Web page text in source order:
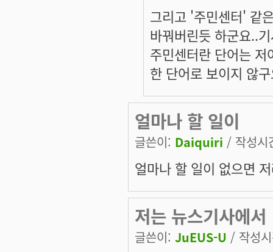
그리고 '주민센터' 같
바꿔버린듯 하군요..
주민센터란 단어는
한 단어로 보이지 않
얼마나 할 일이
글쓴이: Daiquiri / 작성
얼마나 할 일이 없으면
저는 뉴스기사에서
글쓴이: JuEUS-U / 작성